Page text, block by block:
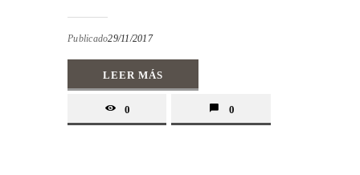
Publicado29/11/2017
LEER MÁS
0 0